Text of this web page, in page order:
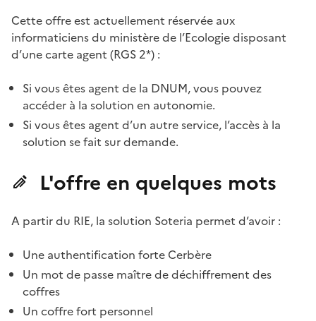
Cette offre est actuellement réservée aux
informaticiens du ministère de l’Ecologie disposant
d’une carte agent (RGS 2*) :
Si vous êtes agent de la DNUM, vous pouvez
accéder à la solution en autonomie.
Si vous êtes agent d’un autre service, l’accès à la
solution se fait sur demande.
L'offre en quelques mots
A partir du RIE, la solution Soteria permet d’avoir :
Une authentification forte Cerbère
Un mot de passe maître de déchiffrement des
coffres
Un coffre fort personnel